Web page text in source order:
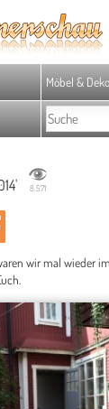
Möbel & Deko
8.571
wir mal wieder